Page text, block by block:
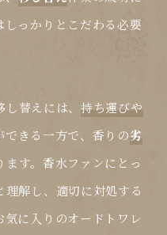
っかりとこだわる必要
し替え には、持ち運びや
きる一方で、香りの劣
す。香水ファンにとっ
解し、適切に対処する
気に入りのオードトワレ